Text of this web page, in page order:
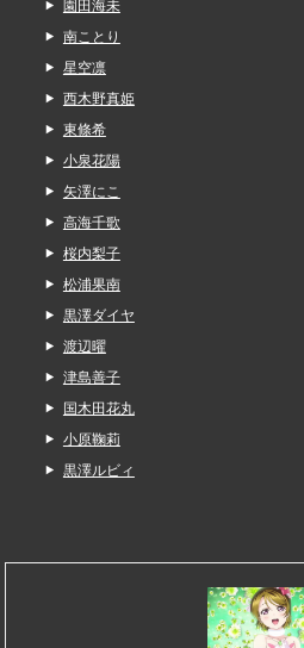
園田海未
南ことり
星空凛
西木野真姫
東條希
小泉花陽
矢澤にこ
高海千歌
桜内梨子
松浦果南
黒澤ダイヤ
渡辺曜
津島善子
国木田花丸
小原鞠莉
黒澤ルビィ